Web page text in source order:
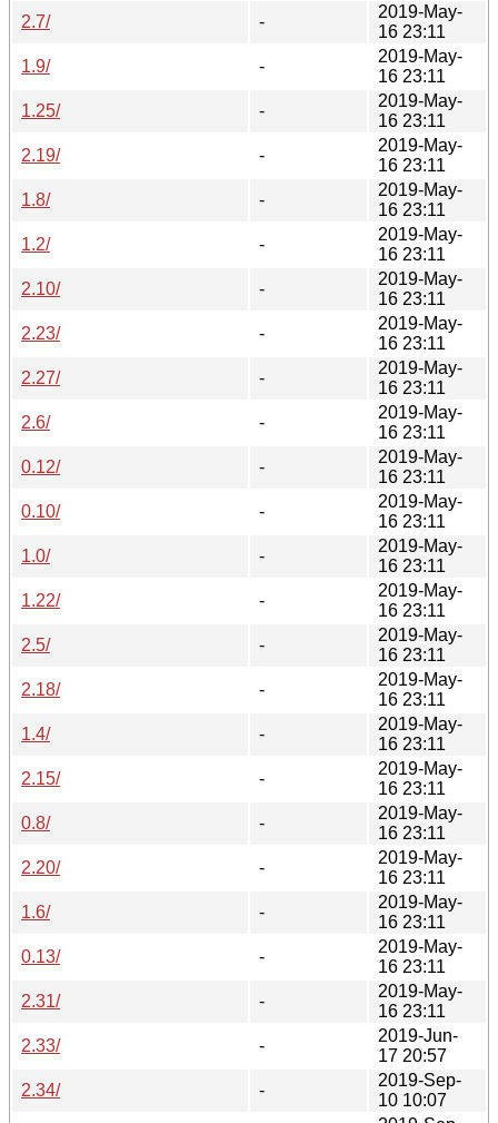
2.7/
-
2019-May-
16 23:11
1.9/
-
2019-May-
16 23:11
1.25/
-
2019-May-
16 23:11
2.19/
-
2019-May-
16 23:11
1.8/
-
2019-May-
16 23:11
1.2/
-
2019-May-
16 23:11
2.10/
-
2019-May-
16 23:11
2.23/
-
2019-May-
16 23:11
2.27/
-
2019-May-
16 23:11
2.6/
-
2019-May-
16 23:11
0.12/
-
2019-May-
16 23:11
0.10/
-
2019-May-
16 23:11
1.0/
-
2019-May-
16 23:11
1.22/
-
2019-May-
16 23:11
2.5/
-
2019-May-
16 23:11
2.18/
-
2019-May-
16 23:11
1.4/
-
2019-May-
16 23:11
2.15/
-
2019-May-
16 23:11
0.8/
-
2019-May-
16 23:11
2.20/
-
2019-May-
16 23:11
1.6/
-
2019-May-
16 23:11
0.13/
-
2019-May-
16 23:11
2.31/
-
2019-May-
16 23:11
2.33/
-
2019-Jun-
17 20:57
2.34/
-
2019-Sep-
10 10:07